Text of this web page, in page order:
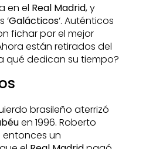
en el Real Madrid, y
‘Galácticos‘. Auténticos
fichar por el mejor
están retirados del
qué dedican su tiempo?
brasileño aterrizó
en 1996. Roberto
entonces un